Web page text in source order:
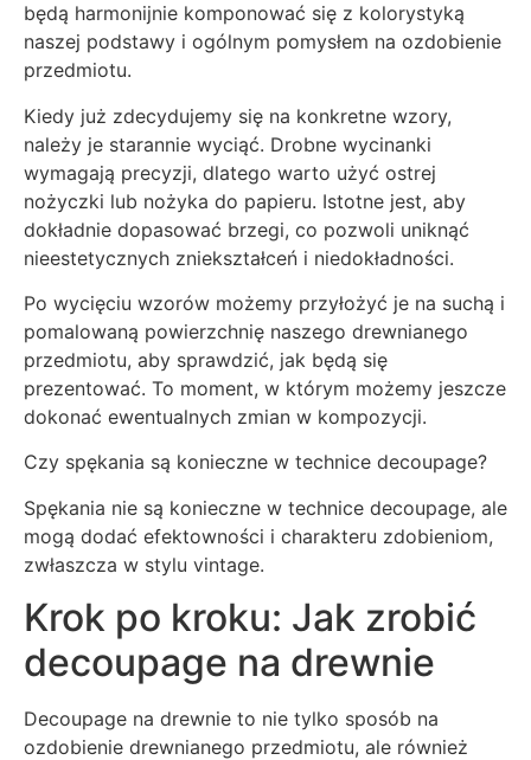
będą harmonijnie komponować się z kolorystyką
naszej podstawy i ogólnym pomysłem na ozdobienie
przedmiotu.
Kiedy już zdecydujemy się na konkretne wzory,
należy je starannie wyciąć. Drobne wycinanki
wymagają precyzji, dlatego warto użyć ostrej
nożyczki lub nożyka do papieru. Istotne jest, aby
dokładnie dopasować brzegi, co pozwoli uniknąć
nieestetycznych zniekształceń i niedokładności.
Po wycięciu wzorów możemy przyłożyć je na suchą i
pomalowaną powierzchnię naszego drewnianego
przedmiotu, aby sprawdzić, jak będą się
prezentować. To moment, w którym możemy jeszcze
dokonać ewentualnych zmian w kompozycji.
Czy spękania są konieczne w technice decoupage?
Spękania nie są konieczne w technice decoupage, ale
mogą dodać efektowności i charakteru zdobieniom,
zwłaszcza w stylu vintage.
Krok po kroku: Jak zrobić
decoupage na drewnie
Decoupage na drewnie to nie tylko sposób na
ozdobienie drewnianego przedmiotu, ale również